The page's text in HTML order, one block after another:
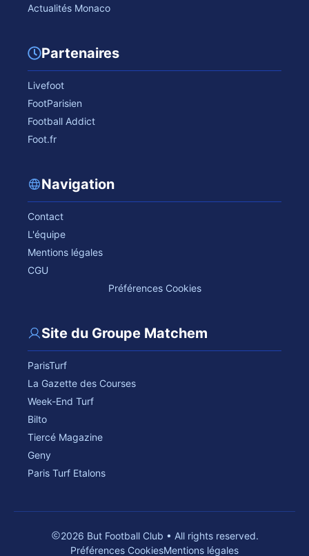
Actualités Monaco
Partenaires
Livefoot
FootParisien
Football Addict
Foot.fr
Navigation
Contact
L'équipe
Mentions légales
CGU
Préférences Cookies
Site du Groupe Matchem
ParisTurf
La Gazette des Courses
Week-End Turf
Bilto
Tiercé Magazine
Geny
Paris Turf Etalons
2026 But Football Club • All rights reserved.
Préférences CookiesMentions légales